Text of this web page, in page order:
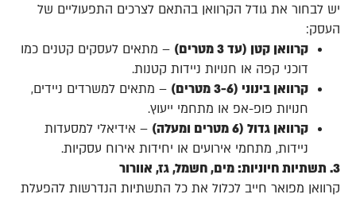
יש לבחור את גודל הקרוואן בהתאם לצרכים התפעוליים של
העסק:
קרוואן קטן (עד 3 מטרים)
– מתאים לעסקים קטנים כמו
דוכני קפה או חנויות ניידות קטנות.
קרוואן בינוני (3-6 מטרים)
– מתאים למשרדים ניידים,
חנויות פופ-אפ או מתחמי ייעוץ.
קרוואן גדול (6 מטרים ומעלה)
– אידיאלי למסעדות
ניידות, מתחמי אירועים או יחידות אירוח עסקיות.
3. תשתיות חיוניות: מים, חשמל, גז, אוורור
קרוואן מפואר חייב לכלול את כל התשתיות הנדרשות להפעלת